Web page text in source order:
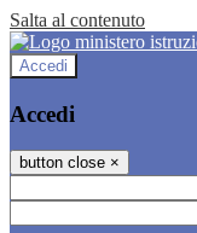
Salta al contenuto
Accedi
Accedi
button close ×